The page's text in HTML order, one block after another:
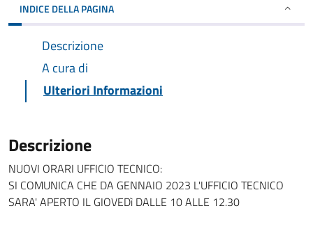
INDICE DELLA PAGINA
Descrizione
A cura di
Ulteriori Informazioni
Descrizione
NUOVI ORARI UFFICIO TECNICO:
SI COMUNICA CHE DA GENNAIO 2023 L'UFFICIO TECNICO
SARA' APERTO IL GIOVEDì DALLE 10 ALLE 12.30